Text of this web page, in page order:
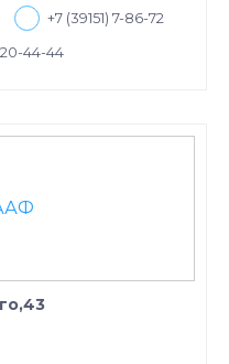
+7 (39151) 7-86-72
44-44